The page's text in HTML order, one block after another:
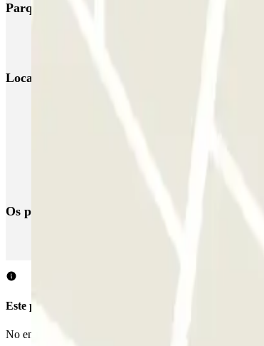
Parques de estacionamento com melhor
Locais e eventos interessantes próximos de
Os parques de estacionamento
Este parque de estacionamento não aceita reservas
No entanto, podes reservar um dos parques de